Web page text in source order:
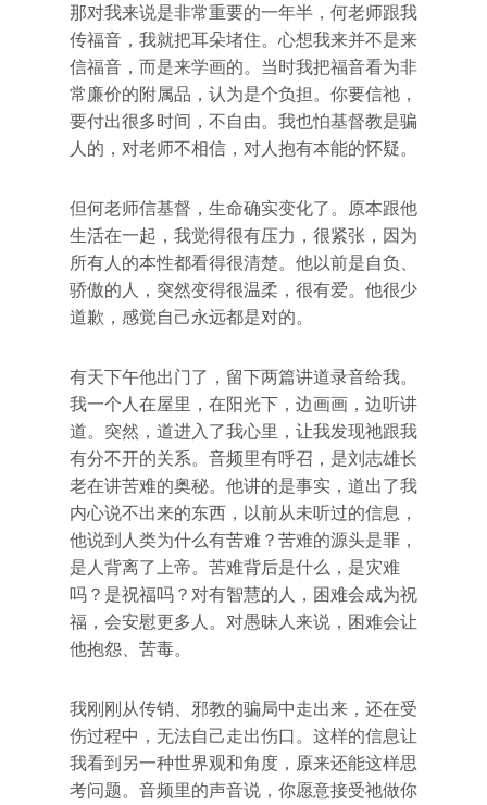
那对我来说是非常重要的一年半，何老师跟我
传福音，我就把耳朵堵住。心想我来并不是来
信福音，而是来学画的。当时我把福音看为非
常廉价的附属品，认为是个负担。你要信祂，
要付出很多时间，不自由。我也怕基督教是骗
人的，对老师不相信，对人抱有本能的怀疑。
但何老师信基督，生命确实变化了。原本跟他
生活在一起，我觉得很有压力，很紧张，因为
所有人的本性都看得很清楚。他以前是自负、
骄傲的人，突然变得很温柔，很有爱。他很少
道歉，感觉自己永远都是对的。
有天下午他出门了，留下两篇讲道录音给我。
我一个人在屋里，在阳光下，边画画，边听讲
道。突然，道进入了我心里，让我发现祂跟我
有分不开的关系。音频里有呼召，是刘志雄长
老在讲苦难的奥秘。他讲的是事实，道出了我
内心说不出来的东西，以前从未听过的信息，
他说到人类为什么有苦难？苦难的源头是罪，
是人背离了上帝。苦难背后是什么，是灾难
吗？是祝福吗？对有智慧的人，困难会成为祝
福，会安慰更多人。对愚昧人来说，困难会让
他抱怨、苦毒。
我刚刚从传销、邪教的骗局中走出来，还在受
伤过程中，无法自己走出伤口。这样的信息让
我看到另一种世界观和角度，原来还能这样思
考问题。音频里的声音说，你愿意接受祂做你